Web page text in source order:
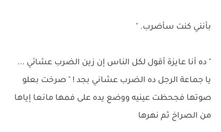
بأنني كنت سأضرب. "
" ده أنا عايزة أقول لكل الناس إن زين الضرب عشائي ...
يا جماعة الرجل ده الضرب عشاني بجد ! " صرخت بعلو
صوتها فجحظت عينيه ووضع يده على فمها مانعا إياها
من الصراخ ثم نهرها